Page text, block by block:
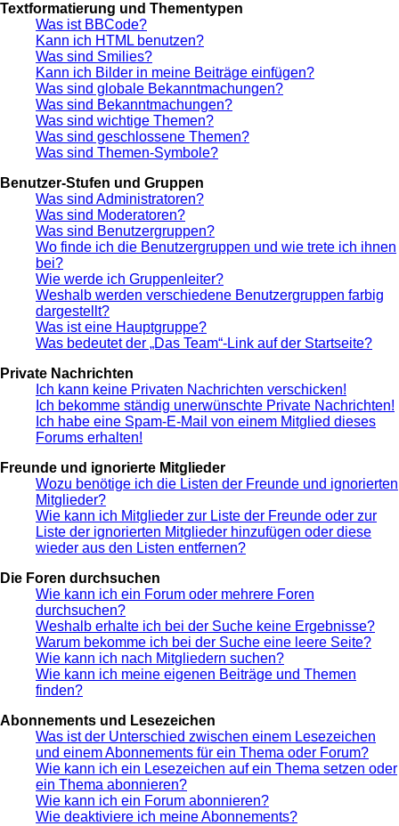
Textformatierung und Thementypen
Was ist BBCode?
Kann ich HTML benutzen?
Was sind Smilies?
Kann ich Bilder in meine Beiträge einfügen?
Was sind globale Bekanntmachungen?
Was sind Bekanntmachungen?
Was sind wichtige Themen?
Was sind geschlossene Themen?
Was sind Themen-Symbole?
Benutzer-Stufen und Gruppen
Was sind Administratoren?
Was sind Moderatoren?
Was sind Benutzergruppen?
Wo finde ich die Benutzergruppen und wie trete ich ihnen
bei?
Wie werde ich Gruppenleiter?
Weshalb werden verschiedene Benutzergruppen farbig
dargestellt?
Was ist eine Hauptgruppe?
Was bedeutet der „Das Team“-Link auf der Startseite?
Private Nachrichten
Ich kann keine Privaten Nachrichten verschicken!
Ich bekomme ständig unerwünschte Private Nachrichten!
Ich habe eine Spam-E-Mail von einem Mitglied dieses
Forums erhalten!
Freunde und ignorierte Mitglieder
Wozu benötige ich die Listen der Freunde und ignorierten
Mitglieder?
Wie kann ich Mitglieder zur Liste der Freunde oder zur
Liste der ignorierten Mitglieder hinzufügen oder diese
wieder aus den Listen entfernen?
Die Foren durchsuchen
Wie kann ich ein Forum oder mehrere Foren
durchsuchen?
Weshalb erhalte ich bei der Suche keine Ergebnisse?
Warum bekomme ich bei der Suche eine leere Seite?
Wie kann ich nach Mitgliedern suchen?
Wie kann ich meine eigenen Beiträge und Themen
finden?
Abonnements und Lesezeichen
Was ist der Unterschied zwischen einem Lesezeichen
und einem Abonnements für ein Thema oder Forum?
Wie kann ich ein Lesezeichen auf ein Thema setzen oder
ein Thema abonnieren?
Wie kann ich ein Forum abonnieren?
Wie deaktiviere ich meine Abonnements?